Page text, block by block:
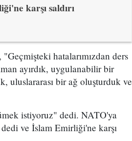
karşı saldırı
hatalarımızdan ders
ayırdık, uygulanabilir bir
uluslararası bir ağ oluşturduk ve
istiyoruz" dedi. NATO'ya
ve İslam Emirliği'ne karşı